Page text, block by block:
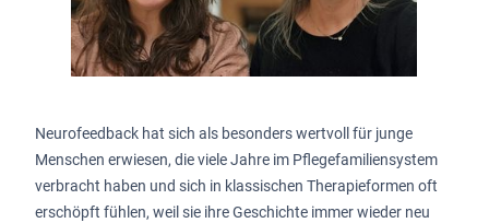
Neurofeedback hat sich als besonders wertvoll für junge
Menschen erwiesen, die viele Jahre im Pflegefamiliensystem
verbracht haben und sich in klassischen Therapieformen oft
erschöpft fühlen, weil sie ihre Geschichte immer wieder neu